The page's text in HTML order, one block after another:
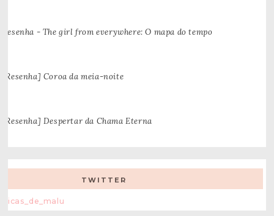
Resenha - The girl from everywhere: O mapa do tempo
[Resenha] Coroa da meia-noite
[Resenha] Despertar da Chama Eterna
TWITTER